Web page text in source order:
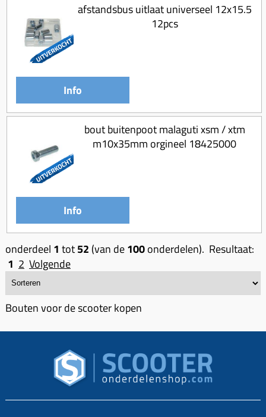
afstandsbus uitlaat universeel 12x15.5
12pcs
Info
bout buitenpoot malaguti xsm / xtm
m10x35mm orgineel 18425000
Info
onderdeel 1 tot52 (van de100onderdelen). Resultaat:
1 2 Volgende
Bouten voor de scooter kopen